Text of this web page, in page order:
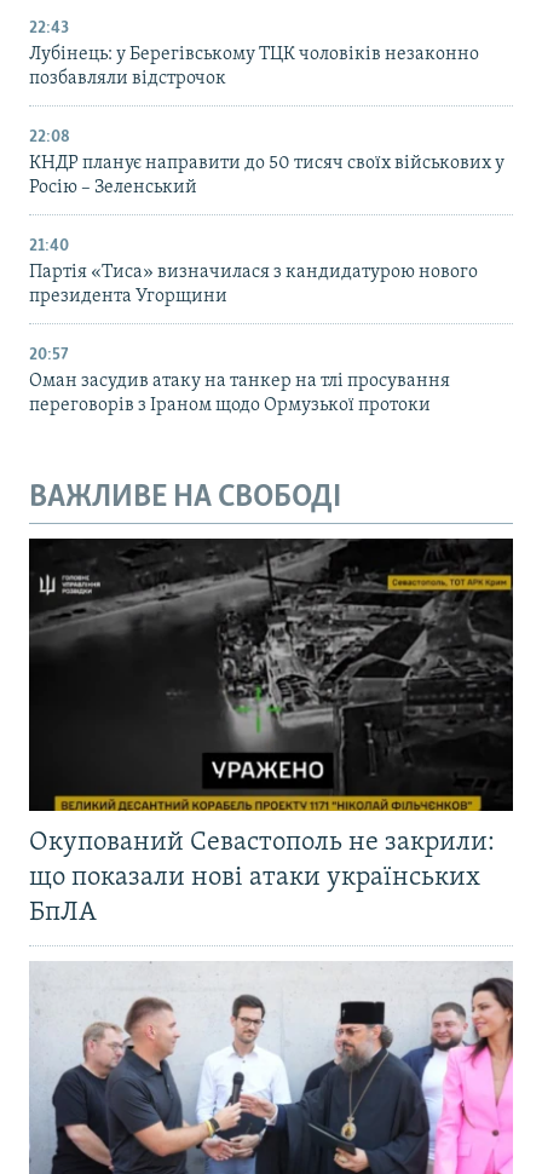
22:43
Лубінець: у Берегівському ТЦК чоловіків незаконно
позбавляли відстрочок
22:08
КНДР планує направити до 50 тисяч своїх військових у
Росію – Зеленський
21:40
Партія «Тиса» визначилася з кандидатурою нового
президента Угорщини
20:57
Оман засудив атаку на танкер на тлі просування
переговорів з Іраном щодо Ормузької протоки
ВАЖЛИВЕ НА СВОБОДІ
Окупований Севастополь не закрили:
що показали нові атаки українських
БпЛА